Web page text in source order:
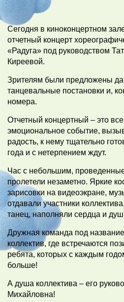
Сегодня в киноконцертном
отчетный концерт
«Радуга» под руководством
Киреевой.
Зрителям были предложены
танцевальные постановки и,
номера.
Отчетный концертный – это
эмоциональное событие,
радость, к нему тщательно
года и с нетерпением ждут.
Час с небольшим,
пролетели незаметно. Яркие
зарисовки на видеоэкране,
отдавали участники
танец, наполняли сердца и
Дружная команда под
коллектив, где встречаются
ребята, которых с каждым
больше!
А душа коллектива – его
Михайловна!